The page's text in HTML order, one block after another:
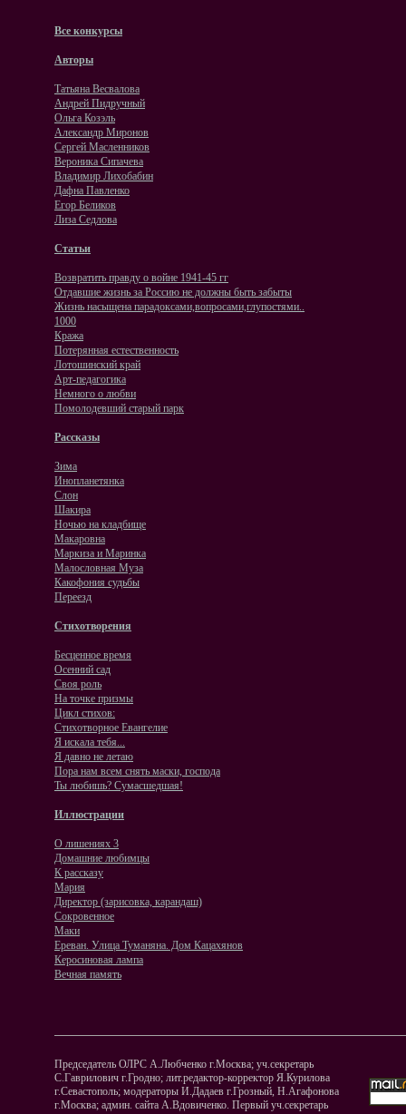
Все конкурсы
Авторы
Татьяна Весвалова
Андрей Пидручный
Ольга Козэль
Александр Миронов
Сергей Масленников
Вероника Сипачева
Владимир Лихобабин
Дафна Павленко
Егор Беликов
Лиза Седлова
Статьи
Возвратить правду о войне 1941-45 гг
Отдавшие жизнь за Россию не должны быть забыты
Жизнь насыщена парадоксами,вопросами,глупостями..
1000
Кража
Потерянная естественность
Лотошинский край
Арт-педагогика
Немного о любви
Помолодевший старый парк
Рассказы
Зима
Инопланетянка
Слон
Шакира
Ночью на кладбище
Макаровна
Маркиза и Маринка
Малословная Муза
Какофония судьбы
Переезд
Стихотворения
Бесценное время
Осенний сад
Своя роль
На точке призмы
Цикл стихов:
Стихотворное Евангелие
Я искала тебя...
Я давно не летаю
Пора нам всем снять маски, господа
Ты любишь? Сумасшедшая!
Иллюстрации
О лишениях 3
Домашние любимцы
К рассказу
Мария
Директор (зарисовка, карандаш)
Сокровенное
Маки
Ереван. Улица Туманяна. Дом Кацахянов
Керосиновая лампа
Вечная память
Председатель ОЛРС А.Любченко г.Москва; уч.секретарь
С.Гаврилович г.Гродно; лит.редактор-корректор Я.Курилова
г.Севастополь; модераторы И.Дадаев г.Грозный, Н.Агафонова
г.Москва; админ. сайта А.Вдовиченко. Первый уч.секретарь